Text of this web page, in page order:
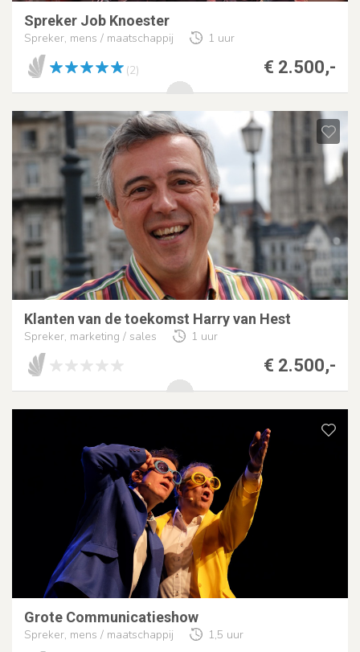
Spreker Job Knoester
Spreker, mens / maatschappij 1 uur
€ 2.500,-
(2)
Klanten van de toekomst Harry van Hest
Spreker, marketing / sales 1 uur
€ 2.500,-
Grote Communicatieshow
Spreker, mens / maatschappij 1,5 uur